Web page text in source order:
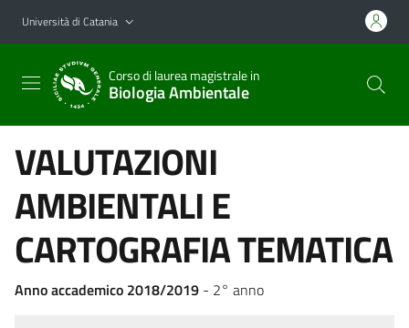
Vai al contenuto principale
Vai al menu di navigazione
Università di Catania
Corso di laurea magistrale in
Biologia Ambientale
VALUTAZIONI
AMBIENTALI E
CARTOGRAFIA TEMATICA
Anno accademico 2018/2019 - 2° anno